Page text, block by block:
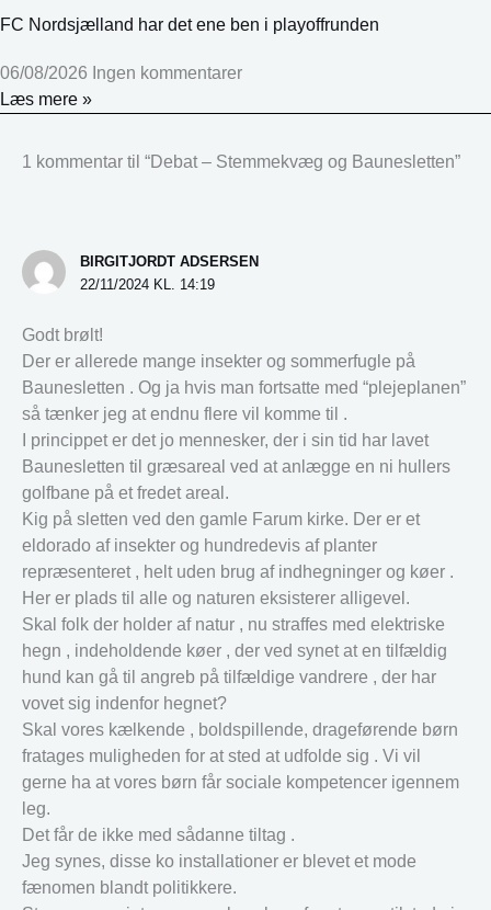
FC Nordsjælland har det ene ben i playoffrunden
06/08/2026 Ingen kommentarer
Læs mere »
1 kommentar til “Debat – Stemmekvæg og Baunesletten”
BIRGITJORDT ADSERSEN
22/11/2024 KL. 14:19
Godt brølt!
Der er allerede mange insekter og sommerfugle på
Baunesletten . Og ja hvis man fortsatte med “plejeplanen”
så tænker jeg at endnu flere vil komme til .
I princippet er det jo mennesker, der i sin tid har lavet
Baunesletten til græsareal ved at anlægge en ni hullers
golfbane på et fredet areal.
Kig på sletten ved den gamle Farum kirke. Der er et
eldorado af insekter og hundredevis af planter
repræsenteret , helt uden brug af indhegninger og køer .
Her er plads til alle og naturen eksisterer alligevel.
Skal folk der holder af natur , nu straffes med elektriske
hegn , indeholdende køer , der ved synet at en tilfældig
hund kan gå til angreb på tilfældige vandrere , der har
vovet sig indenfor hegnet?
Skal vores kælkende , boldspillende, drageførende børn
fratages muligheden for at sted at udfolde sig . Vi vil
gerne ha at vores børn får sociale kompetencer igennem
leg.
Det får de ikke med sådanne tiltag .
Jeg synes, disse ko installationer er blevet et mode
fænomen blandt politikkere.